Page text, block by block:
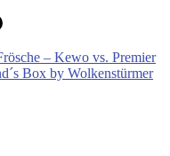
– Kewo vs. Premier
Box by Wolkenstürmer